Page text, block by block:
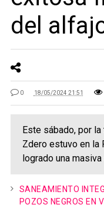
del
0 18/05/2024 21:51
Este sábado, por
Zdero estuvo en la
logrado una
SANEAMIENTO
POZOS NEGROS EN